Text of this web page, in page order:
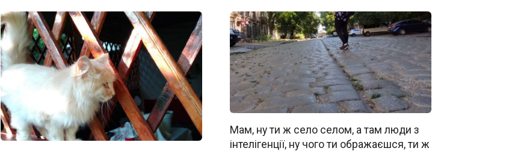
Мам, ну ти ж село селом, а там люди з
інтелігенції, ну чого ти ображаєшся, ти ж